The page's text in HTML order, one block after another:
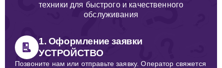
техники для быстрого и качественного
обслуживания
1. Оформление заявки
УСТРОЙСТВО
Позвоните нам или отправьте заявку. Оператор свяжется